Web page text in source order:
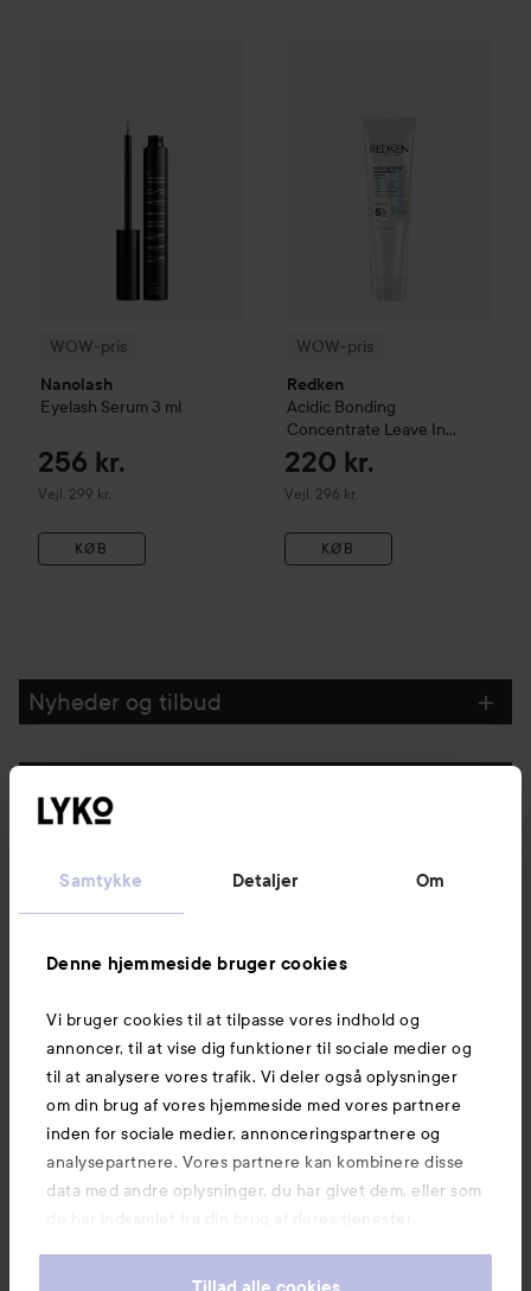
Samtykke Detaljer Om
Denne hjemmeside bruger cookies
Vi bruger cookies til at tilpasse vores indhold og
annoncer, til at vise dig funktioner til sociale medier og
til at analysere vores trafik. Vi deler også oplysninger
om din brug af vores hjemmeside med vores partnere
inden for sociale medier, annonceringspartnere og
analysepartnere. Vores partnere kan kombinere disse
data med andre oplysninger, du har givet dem, eller som
de har indsamlet fra din brug af deres tjenester.
WOW-pris
Nanolash
Eyelash Serum 3 ml
256 kr.
Vejl. 299 kr.
Vejledende pris 299 kr.
KØB
WOW-pris
Redken
Acidic Bonding
Concentrate Leave In
Treatment
220 kr.
Vejl. 296 kr.
Vejledende pris 296 kr.
KØB
Nyheder og tilbud
Kundeservice
Information
Mere at udforske